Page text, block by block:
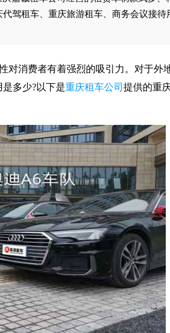
驾租车、重庆旅游租车、商务会议接待
对消费者有着强烈的吸引力。对于外
多少?以下是重庆租车公司 提供的重